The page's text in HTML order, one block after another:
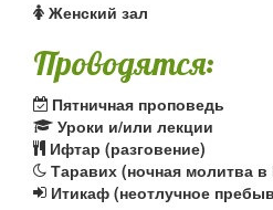
Женский зал
Проводятся:
Пятничная проповедь
Уроки и/или лекции
Ифтар (разговение)
Таравих (ночная молитва в
Итикаф (неотлучное